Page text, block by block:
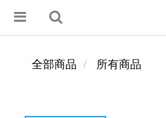
全部商品 所有商品